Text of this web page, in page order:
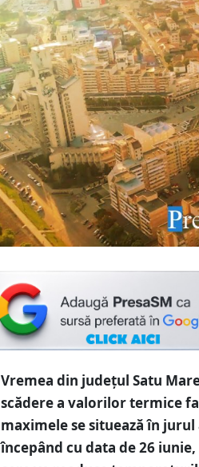
Vremea din județul Satu
scădere a valorilor termice
maximele se situează în jurul
începând cu data de 26